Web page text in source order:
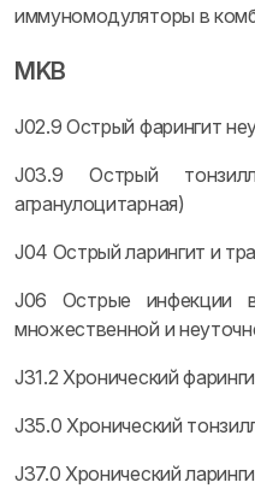
иммуномодуляторы в
MKB
J02.9 Острый фарингит
J03.9 Острый
агранулоцитарная)
J04 Острый ларингит и
J06 Острые инфекции
множественной и
J31.2 Хронический
J35.0 Хронический
J37.0 Хронический